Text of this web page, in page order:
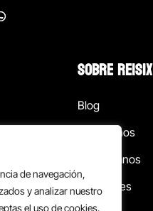
de navegación,
y analizar nuestro
el uso de cookies.
SOBRE REISIX
Blog
Conócenos
Contáctanos
Sucursales